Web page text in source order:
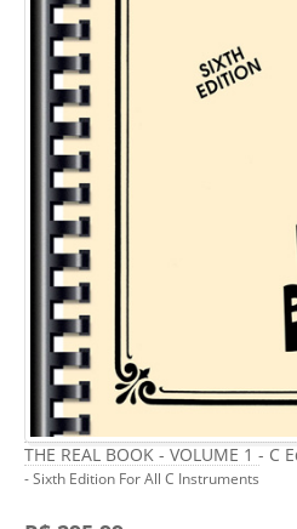
THE REAL BOOK - VOLUME 1 - C
- Sixth Edition For All C Instruments